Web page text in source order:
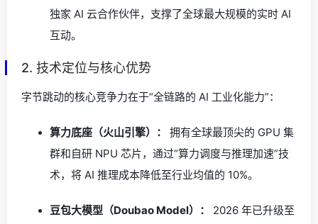
独家 AI 云合作伙伴，支撑了全球最大规模的实时 AI
互动。
2. 技术定位与核心优势
字节跳动的核心竞争力在于“全链路的 AI 工业化能力”：
算力底座（火山引擎）：
拥有全球最顶尖的 GPU 集
群和自研 NPU 芯片，通过“算力调度与推理加速”技
术，将 AI 推理成本降低至行业均值的 10%。
豆包大模型（Doubao Model）：
2026 年已升级至